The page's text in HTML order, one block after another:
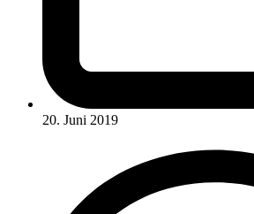
20. Juni 2019